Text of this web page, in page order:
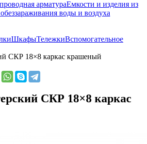
арматураЕмкости и изделия из
воды и воздуха
ШкафыТележкиВспомогательное
СКР 18×8 каркас крашеный
СКР 18×8 каркас